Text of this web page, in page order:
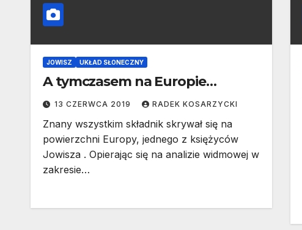
JOWISZ UKŁAD SŁONECZNY
A tymczasem na Europie…
13 CZERWCA 2019 RADEK KOSARZYCKI
Znany wszystkim składnik skrywał się na
powierzchni Europy, jednego z księżyców
Jowisza . Opierając się na analizie widmowej w
zakresie…